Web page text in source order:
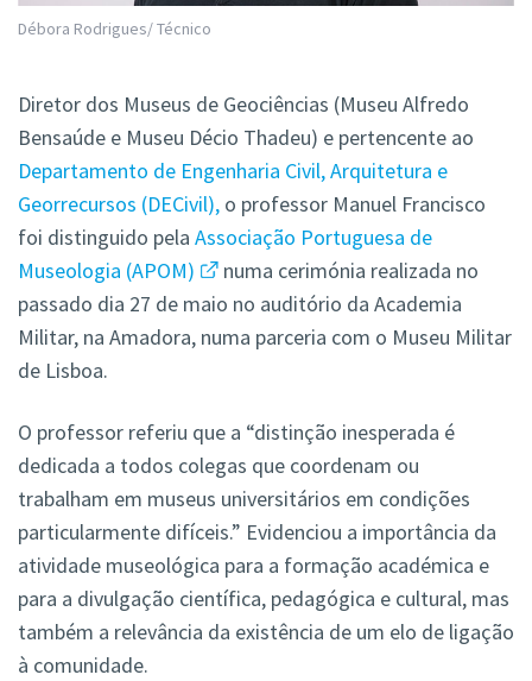
Débora Rodrigues/ Técnico
Diretor dos Museus de Geociências (Museu Alfredo
Bensaúde e Museu Décio Thadeu) e pertencente ao
Departamento de Engenharia Civil, Arquitetura e
Georrecursos (DECivil), o professor Manuel Francisco
foi distinguido pela Associação Portuguesa de
Museologia (APOM)
numa cerimónia realizada no
passado dia 27 de maio no auditório da Academia
Militar, na Amadora, numa parceria com o Museu Militar
de Lisboa.
O professor referiu que a “distinção inesperada é
dedicada a todos colegas que coordenam ou
trabalham em museus universitários em condições
particularmente difíceis.” Evidenciou a importância da
atividade museológica para a formação académica e
para a divulgação científica, pedagógica e cultural, mas
também a relevância da existência de um elo de ligação
à comunidade.